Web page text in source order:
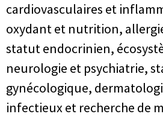
cardiovasculaires et
oxydant et nutrition,
statut endocrinien,
neurologie et psychiatrie,
gynécologique,
infectieux et recherche de